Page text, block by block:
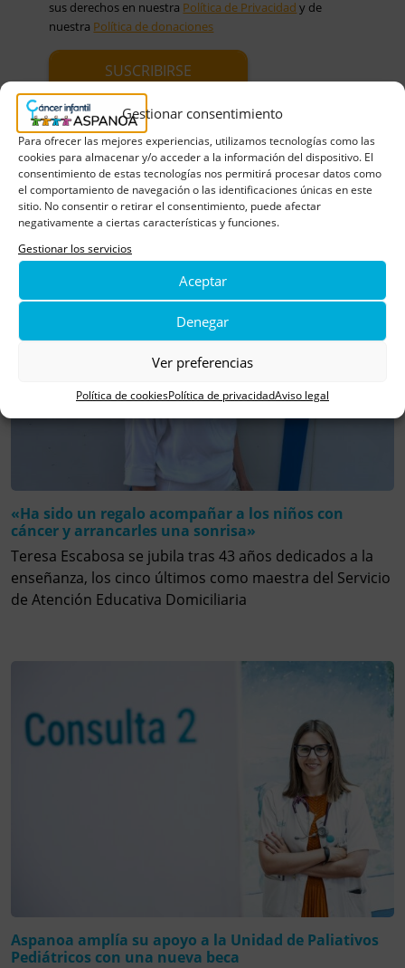
Gestionar consentimiento
Para ofrecer las mejores experiencias, utilizamos tecnologías como las
cookies para almacenar y/o acceder a la información del dispositivo. El
consentimiento de estas tecnologías nos permitirá procesar datos como
el comportamiento de navegación o las identificaciones únicas en este
sitio. No consentir o retirar el consentimiento, puede afectar
negativamente a ciertas características y funciones.
Gestionar los servicios
Aceptar
Denegar
Ver preferencias
Política de cookiesPolítica de privacidadAviso legal
sus derechos en nuestra Política de Privacidad y de
nuestra Política de donaciones
Noticias relacionadas
«Ha sido un regalo acompañar a los niños con
cáncer y arrancarles una sonrisa»
Teresa Escabosa se jubila tras 43 años dedicados a la
enseñanza, los cinco últimos como maestra del Servicio
de Atención Educativa Domiciliaria
Aspanoa amplía su apoyo a la Unidad de Paliativos
Pediátricos con una nueva beca